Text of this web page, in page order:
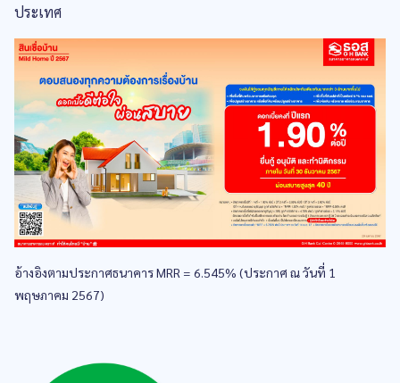
ประเทศ
อ้างอิงตามประกาศธนาคาร MRR = 6.545% (ประกาศ ณ วันที่ 1
พฤษภาคม 2567)